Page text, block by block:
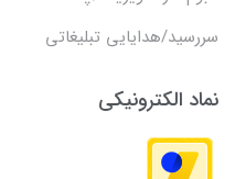
سررسید/هدایایی تبلیغاتی
نماد الکترونیکی